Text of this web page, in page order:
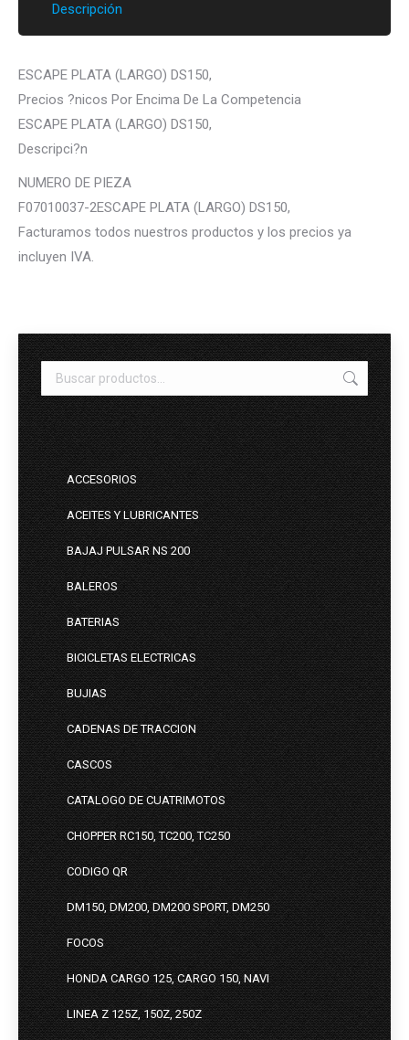
Descripción
ESCAPE PLATA (LARGO) DS150,
Precios ?nicos Por Encima De La Competencia
ESCAPE PLATA (LARGO) DS150,
Descripci?n
NUMERO DE PIEZA
F07010037-2ESCAPE PLATA (LARGO) DS150,
Facturamos todos nuestros productos y los precios ya
incluyen IVA.
ACCESORIOS
ACEITES Y LUBRICANTES
BAJAJ PULSAR NS 200
BALEROS
BATERIAS
BICICLETAS ELECTRICAS
BUJIAS
CADENAS DE TRACCION
CASCOS
CATALOGO DE CUATRIMOTOS
CHOPPER RC150, TC200, TC250
CODIGO QR
DM150, DM200, DM200 SPORT, DM250
FOCOS
HONDA CARGO 125, CARGO 150, NAVI
LINEA Z 125Z, 150Z, 250Z